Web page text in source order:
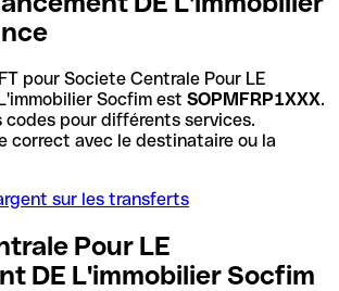
pour Societe Centrale Pour LE
Socfim est SOPMFRP1XXX.
pour différents services.
correct avec le destinataire ou la
sur les transferts
Pour LE
DE L'immobilier Socfim